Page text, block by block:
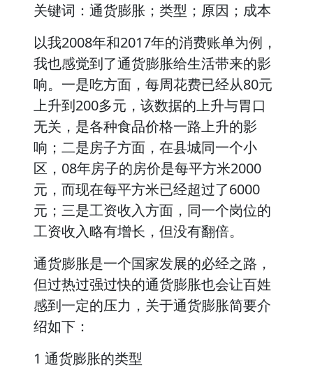
关键词：通货膨胀；类型；原因；成本
以我2008年和2017年的消费账单为例，
我也感觉到了通货膨胀给生活带来的影
响。一是吃方面，每周花费已经从80元
上升到200多元，该数据的上升与胃口
无关，是各种食品价格一路上升的影
响；二是房子方面，在县城同一个小
区，08年房子的房价是每平方米2000
元，而现在每平方米已经超过了6000
元；三是工资收入方面，同一个岗位的
工资收入略有增长，但没有翻倍。
通货膨胀是一个国家发展的必经之路，
但过热过强过快的通货膨胀也会让百姓
感到一定的压力，关于通货膨胀简要介
绍如下：
1 通货膨胀的类型